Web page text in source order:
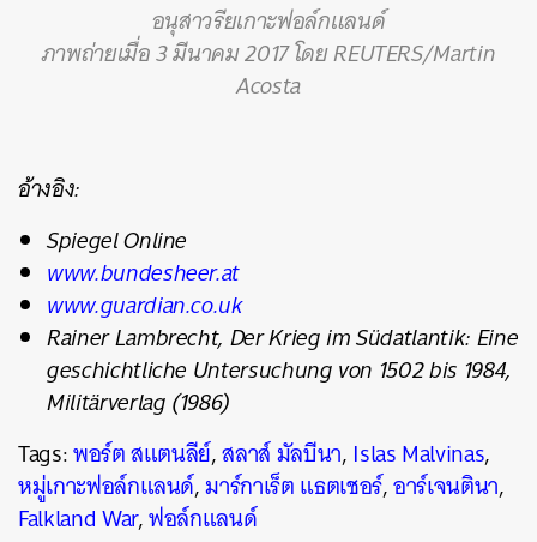
อนุสาวรียเกาะฟอล์กแลนด์
ภาพถ่ายเมื่อ 3 มีนาคม 2017 โดย REUTERS/Martin
Acosta
อ้างอิง:
Spiegel Online
www.bundesheer.at
www.guardian.co.uk
Rainer Lambrecht, Der Krieg im Südatlantik: Eine
geschichtliche Untersuchung von 1502 bis 1984,
Militärverlag (1986)
Tags:พอร์ต สแตนลีย์,สลาส์ มัลบีนา, Islas Malvinas,
หมู่เกาะฟอล์กแลนด์,มาร์กาเร็ต แธตเชอร์,อาร์เจนตินา,
Falkland War,ฟอล์กแลนด์